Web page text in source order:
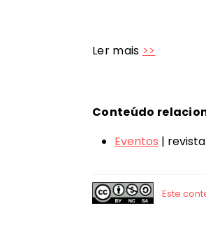
Ler mais >>
Conteúdo
Eventos | revista